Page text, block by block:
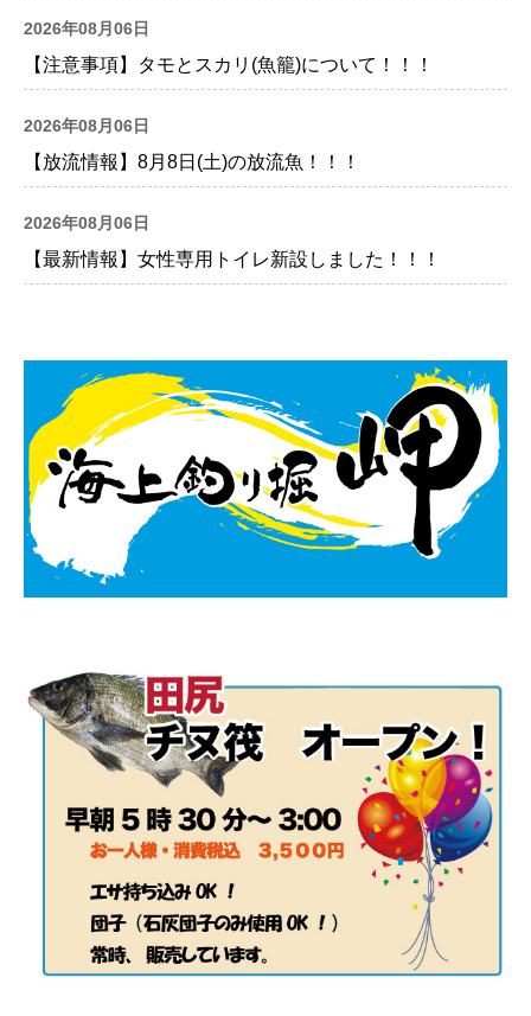
2026年08月06日
【注意事項】タモとスカリ(魚籠)について！！！
2026年08月06日
【放流情報】8月8日(土)の放流魚！！！
2026年08月06日
【最新情報】女性専用トイレ新設しました！！！